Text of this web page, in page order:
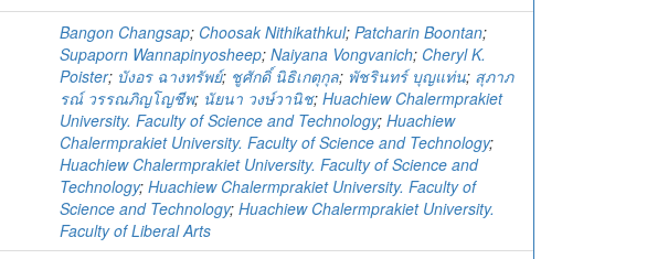
Bangon Changsap; Choosak Nithikathkul; Patcharin Boontan;
Supaporn Wannapinyosheep; Naiyana Vongvanich; Cheryl K.
Poister; บังอร ฉางทรัพย์; ชูศักดิ์ นิธิเกตุกุล; พัชรินทร์ บุญแท่น; สุภาภ
รณ์ วรรณภิญโญชีพ; นัยนา วงษ์วานิช; Huachiew Chalermprakiet
University. Faculty of Science and Technology; Huachiew
Chalermprakiet University. Faculty of Science and Technology;
Huachiew Chalermprakiet University. Faculty of Science and
Technology; Huachiew Chalermprakiet University. Faculty of
Science and Technology; Huachiew Chalermprakiet University.
Faculty of Liberal Arts